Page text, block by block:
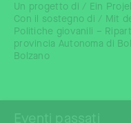
Un progetto di / Ein
Con il sostegno di / Mit
Politiche giovanili –
provincia Autonoma di
Bolzano